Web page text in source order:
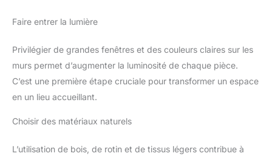
Faire entrer la lumière
Privilégier de grandes fenêtres et des couleurs claires sur les
murs permet d’augmenter la luminosité de chaque pièce.
C’est une première étape cruciale pour transformer un espace
en un lieu accueillant.
Choisir des matériaux naturels
L’utilisation de bois, de rotin et de tissus légers contribue à